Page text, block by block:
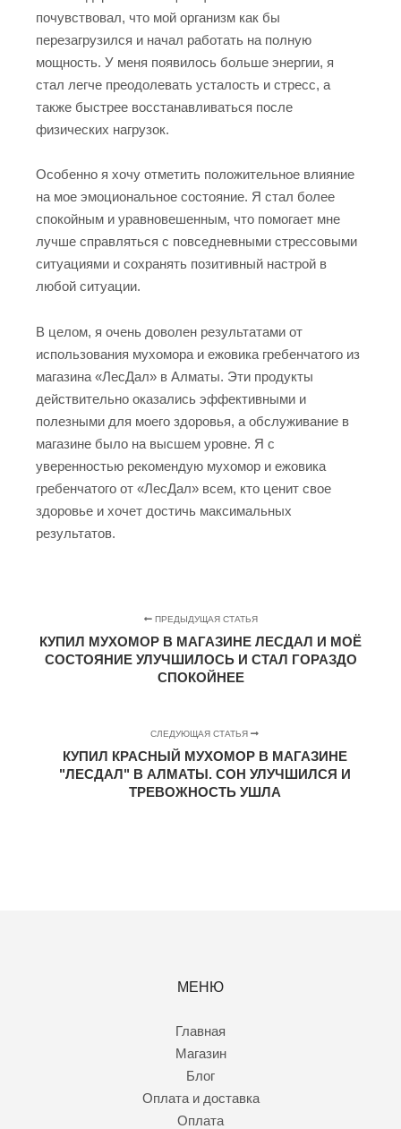
почувствовал, что мой организм как бы
перезагрузился и начал работать на полную
мощность. У меня появилось больше энергии, я
стал легче преодолевать усталость и стресс, а
также быстрее восстанавливаться после
физических нагрузок.
Особенно я хочу отметить положительное влияние
на мое эмоциональное состояние. Я стал более
спокойным и уравновешенным, что помогает мне
лучше справляться с повседневными стрессовыми
ситуациями и сохранять позитивный настрой в
любой ситуации.
В целом, я очень доволен результатами от
использования мухомора и ежовика гребенчатого из
магазина «ЛесДал» в Алматы. Эти продукты
действительно оказались эффективными и
полезными для моего здоровья, а обслуживание в
магазине было на высшем уровне. Я с
уверенностью рекомендую мухомор и ежовика
гребенчатого от «ЛесДал» всем, кто ценит свое
здоровье и хочет достичь максимальных
результатов.
ПРЕДЫДУЩАЯ СТАТЬЯ
КУПИЛ МУХОМОР В МАГАЗИНЕ ЛЕСДАЛ И МОЁ
СОСТОЯНИЕ УЛУЧШИЛОСЬ И СТАЛ ГОРАЗДО
СПОКОЙНЕЕ
СЛЕДУЮЩАЯ СТАТЬЯ
КУПИЛ КРАСНЫЙ МУХОМОР В МАГАЗИНЕ
"ЛЕСДАЛ" В АЛМАТЫ. СОН УЛУЧШИЛСЯ И
ТРЕВОЖНОСТЬ УШЛА
МЕНЮ
Главная
Магазин
Блог
Оплата и доставка
Оплата